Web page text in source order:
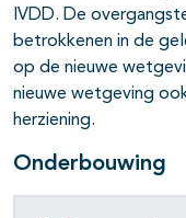
IVDD. De
betrokkenen in de
op de nieuwe
nieuwe wetgeving
herziening.
Onderbouwing